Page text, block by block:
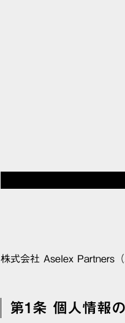
株式会社 Aselex Partners
第1条 個人情報